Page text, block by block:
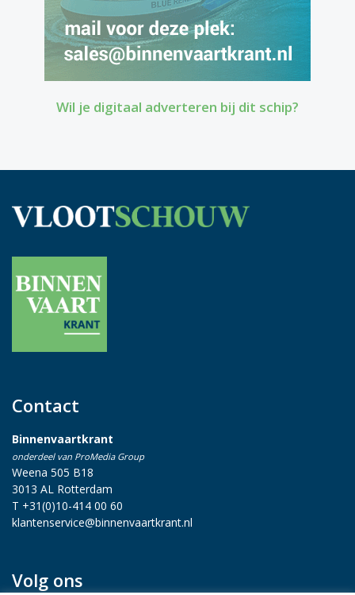
Wil je digitaal adverteren bij dit schip?
Contact
Binnenvaartkrant
onderdeel van ProMedia Group
Weena 505 B18
3013 AL Rotterdam
T +31(0)10-414 00 60
klantenservice@binnenvaartkrant.nl
Volg ons